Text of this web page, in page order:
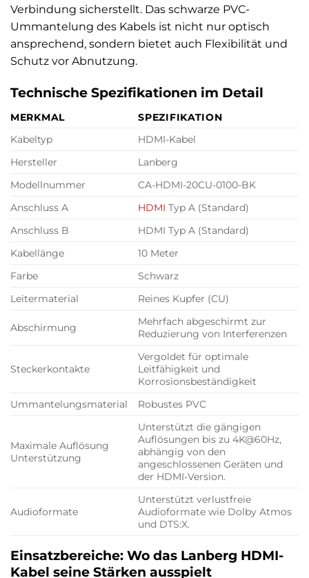
Verbindung sicherstellt. Das schwarze PVC-
Ummantelung des Kabels ist nicht nur optisch
ansprechend, sondern bietet auch Flexibilität und
Schutz vor Abnutzung.
Technische Spezifikationen im Detail
MERKMAL
SPEZIFIKATION
Kabeltyp
HDMI-Kabel
Hersteller
Lanberg
Modellnummer
CA-HDMI-20CU-0100-BK
Anschluss A
HDMI Typ A (Standard)
Anschluss B
HDMI Typ A (Standard)
Kabellänge
10 Meter
Farbe
Schwarz
Leitermaterial
Reines Kupfer (CU)
Abschirmung
Mehrfach abgeschirmt zur
Reduzierung von Interferenzen
Steckerkontakte
Vergoldet für optimale
Leitfähigkeit und
Korrosionsbeständigkeit
Ummantelungsmaterial
Robustes PVC
Maximale Auflösung
Unterstützung
Unterstützt die gängigen
Auflösungen bis zu 4K@60Hz,
abhängig von den
angeschlossenen Geräten und
der HDMI-Version.
Audioformate
Unterstützt verlustfreie
Audioformate wie Dolby Atmos
und DTS:X.
Einsatzbereiche: Wo das Lanberg HDMI-
Kabel seine Stärken ausspielt